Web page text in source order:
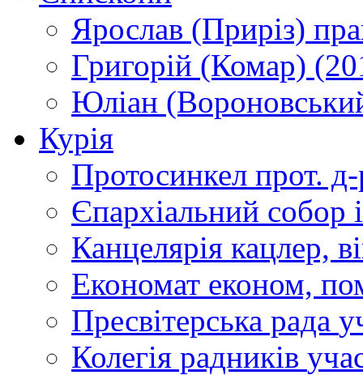
Ярослав (Приріз)
Григорій (Комар)
Юліан
Курія
Протосинкел прот.
Єпархіальний собор
Канцелярія кацлер,
Економат економ,
Пресвітерська рада
Колегія радників